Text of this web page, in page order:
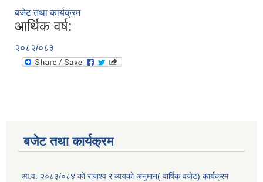
बजेट तथा कार्यक्रम
आर्थिक वर्ष:
२०८२/०८३
बजेट तथा कार्यक्रम
आ.व. २०८३/०८४ को राजश्व र व्ययको अनुमान( वार्षिक वजेट) कार्यक्रम